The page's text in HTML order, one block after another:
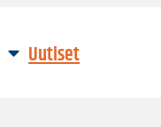
Uutiset